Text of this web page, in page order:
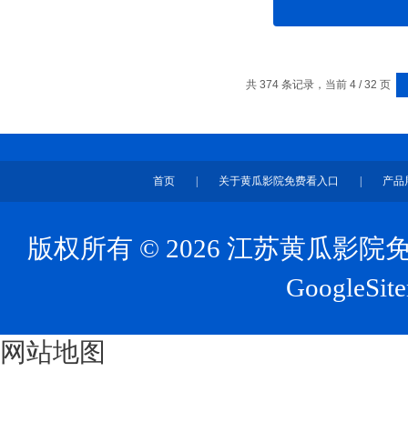
共 374 条记录，当前 4 / 32 页
首页 关于黄瓜影院免费看入口 产品
版权所有 © 2026 江苏黄瓜影院
网站地图